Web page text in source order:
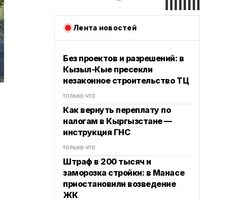
Лента новостей
Без проектов и разрешений: в
Кызыл-Кые пресекли
незаконное строительство ТЦ
только что
Как вернуть переплату по
налогам в Кыргызстане —
инструкция ГНС
только что
Штраф в 200 тысяч и
заморозка стройки: в Манасе
приостановили возведение
ЖК